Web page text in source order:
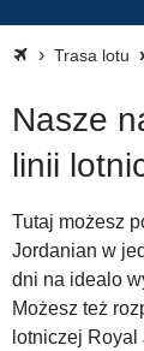
Trasa lotu
Nasze
linii
Tutaj możesz
Jordanian w
dni na idealo
Możesz też
lotniczej